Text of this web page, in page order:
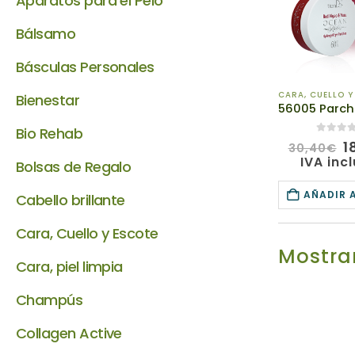
CARA, CUELLO
de 5
30,40€ El
IVA
AÑADIR
Bálsamo
Básculas Personales
Bienestar
Bio Rehab
Bolsas de Regalo
Cabello brillante
Cara, Cuello y Escote
Cara, piel limpia
Champús
Collagen Active